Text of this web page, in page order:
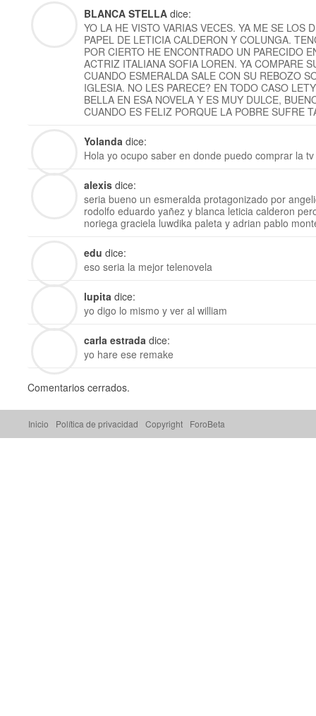
BLANCA STELLA dice:
YO LA HE VISTO VARIAS VECES. YA ME SE LOS
PAPEL DE LETICIA CALDERON Y COLUNGA.
POR CIERTO HE ENCONTRADO UN PARECIDO
ACTRIZ ITALIANA SOFIA LOREN. YA COMPARE
CUANDO ESMERALDA SALE CON SU REBOZO
IGLESIA. NO LES PARECE? EN TODO CASO
BELLA EN ESA NOVELA Y ES MUY DULCE,
CUANDO ES FELIZ PORQUE LA POBRE SUFRE
Yolanda dice:
Hola yo ocupo saber en donde puedo comprar la
alexis dice:
seria bueno un esmeralda protagonizado por
rodolfo eduardo yañez y blanca leticia calderon
noriega graciela luwdika paleta y adrian pablo
edu dice:
eso seria la mejor telenovela
lupita dice:
yo digo lo mismo y ver al william
carla estrada dice:
yo hare ese remake
Comentarios cerrados.
Inicio Política de privacidad Copyright ForoBeta